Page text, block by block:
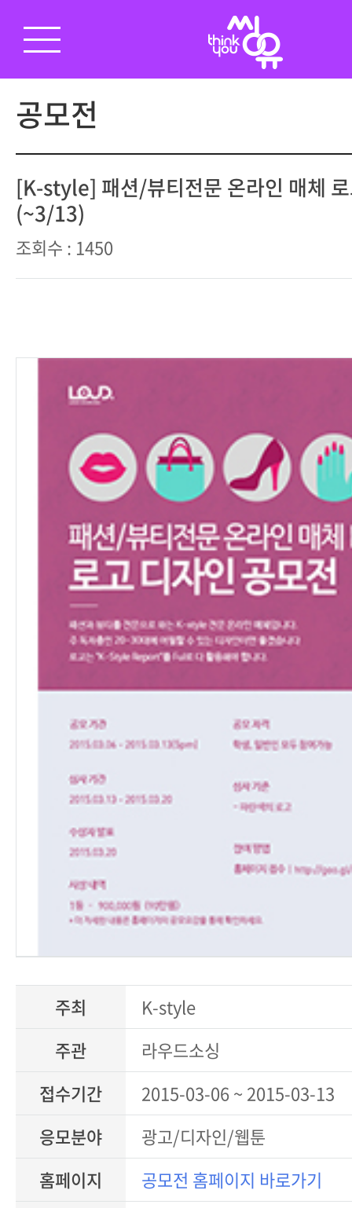
공모전
[K-style] 패션/뷰티전문 온라인 매체
(~3/13)
조회수 : 1450
주최
K-style
주관
라우드소싱
접수기간
2015-03-06 ~ 2015-03-13
응모분야
광고/디자인/웹툰
홈페이지
공모전 홈페이지 바로가기